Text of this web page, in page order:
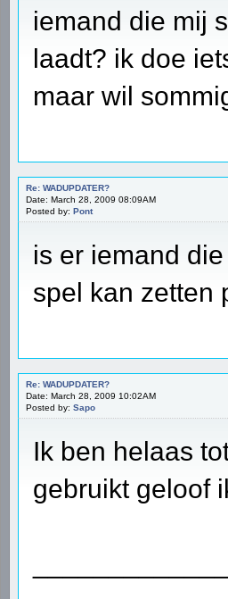
iemand die mij
laadt? ik doe
maar wil
Re: WADUPDATER?
Date: March 28, 2009 08:09AM
Posted by: Pont
is er iemand
spel kan zetten
Re: WADUPDATER?
Date: March 28, 2009 10:02AM
Posted by: Sapo
Ik ben helaas
gebruikt geloof